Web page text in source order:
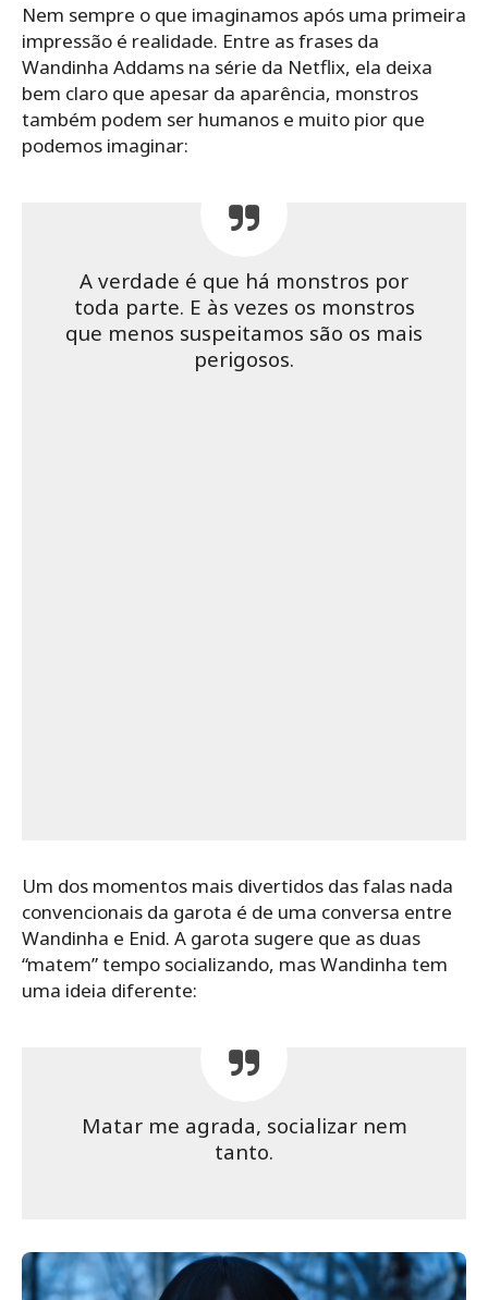
Nem sempre o que imaginamos após uma primeira
impressão é realidade. Entre as frases da
Wandinha Addams na série da Netflix, ela deixa
bem claro que apesar da aparência, monstros
também podem ser humanos e muito pior que
podemos imaginar:
A verdade é que há monstros por
toda parte. E às vezes os monstros
que menos suspeitamos são os mais
perigosos.
Um dos momentos mais divertidos das falas nada
convencionais da garota é de uma conversa entre
Wandinha e Enid. A garota sugere que as duas
“matem” tempo socializando, mas Wandinha tem
uma ideia diferente:
Matar me agrada, socializar nem
tanto.